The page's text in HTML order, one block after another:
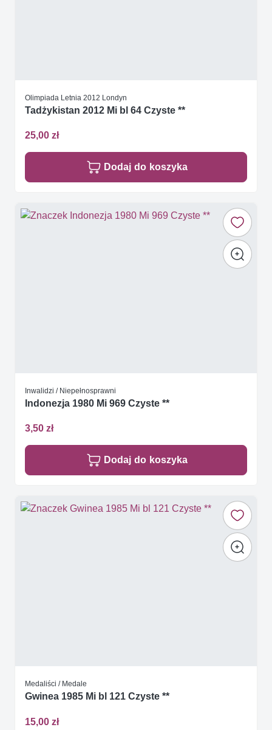
Olimpiada Letnia 2012 Londyn
Tadżykistan 2012 Mi bl 64 Czyste **
25,00 zł
Dodaj do koszyka
Inwalidzi / Niepełnosprawni
Indonezja 1980 Mi 969 Czyste **
3,50 zł
Dodaj do koszyka
Medaliści / Medale
Gwinea 1985 Mi bl 121 Czyste **
15,00 zł